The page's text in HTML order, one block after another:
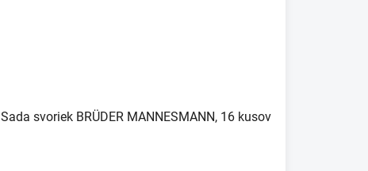
Sada svoriek BRÜDER MANNESMANN, 16 kusov